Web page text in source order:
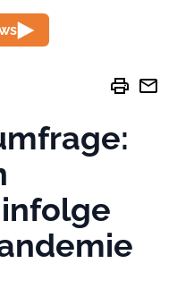
print mail